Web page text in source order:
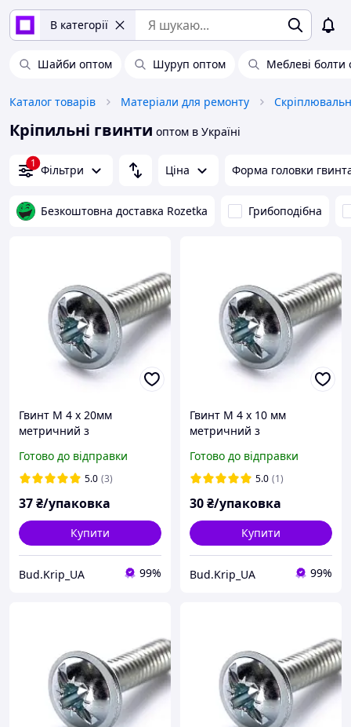
В категорії
Шайби оптом Шуруп оптом Меблеві болти
Каталог товарів Матеріали для ремонту
Кріпильні гвинти оптом в Україні
1 Фільтри Ціна Форма головки
Безкоштовна доставка Rozetka Грибоподібна
Гвинт М 4 х 20мм
метричний з
прес-шайбою DIN 967 кл.
міц. 4,8 цинк білий ( 25
Готово до відправки
5.0 (3)
37₴/упаковка
Купити
Bud.Krip_UA 99%
Гвинт М 4 х 10 мм
метричний з
прес-шайбою DIN 967 кл.
міц. 4,8 цинк білий ( 25
Готово до відправки
5.0 (1)
30₴/упаковка
Купити
Bud.Krip_UA 99%